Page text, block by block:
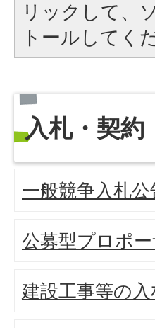
リックして、
トールしてく
入札・契約
一般競争入札公
公募型プロポ
建設工事等の